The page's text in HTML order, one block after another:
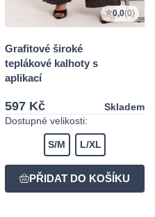
0,0(0)
Grafitové široké
teplákové kalhoty s
aplikací
597 Kč
Skladem
Dostupné velikosti:
S/M L/XL